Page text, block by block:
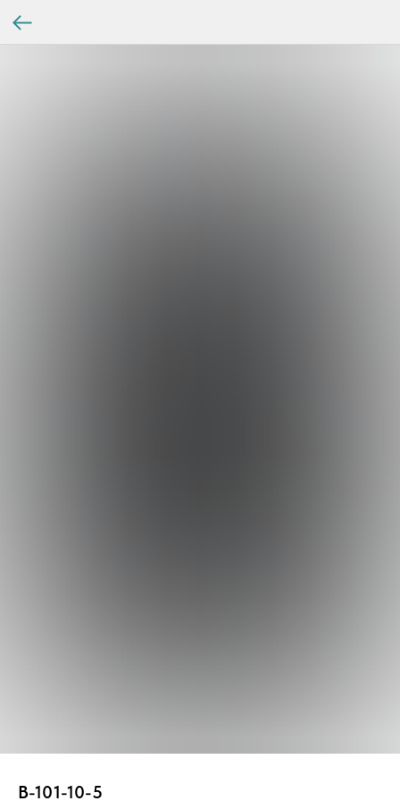
В-101-10-5